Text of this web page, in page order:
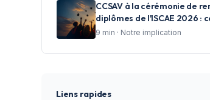
CCSAV à la cérémonie de
diplômes de l'ISCAE 2026 :
réussite et accompagner les
9 min · Notre implication
Liens rapides